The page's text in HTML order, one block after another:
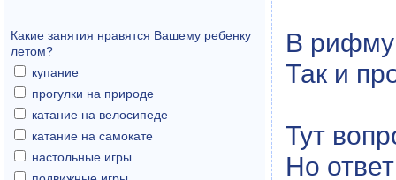
В рифму
Так и
Тут
Но
Какие занятия нравятся Вашему ребенку
летом?
купание
прогулки на природе
катание на велосипеде
катание на самокате
настольные игры